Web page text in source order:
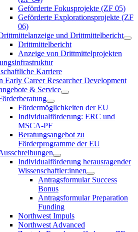
Geförderte Fokusprojekte (ZF 05)
Geförderte Explorationsprojekte (ZF
06)
und Drittmittelbericht
Drittmittelbericht
Anzeige von Drittmittelprojekten
Karriere
Early Career Researcher Development
& Service
Fördermöglichkeiten der EU
Individualförderung: ERC und
MSCA-PF
Beratungsangebot zu
Förderprogramme der EU
Individualförderung herausragender
Wissenschaftler:innen
Antragsformular Success
Bonus
Antragsformular Preparation
Funding
Northwest Impuls
Northwest Advanced